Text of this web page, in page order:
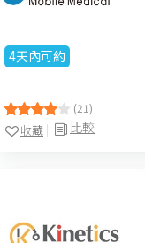
4天內可約
(21)
比較
收藏